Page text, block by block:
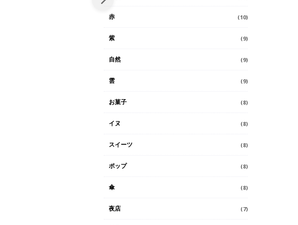
赤 (10)
紫 (9)
自然 (9)
雲 (9)
お菓子 (8)
イヌ (8)
スイーツ (8)
ポップ (8)
傘 (8)
夜店 (7)